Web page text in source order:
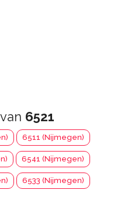
6521
6511 (Nijmegen)
6541 (Nijmegen)
6533 (Nijmegen)